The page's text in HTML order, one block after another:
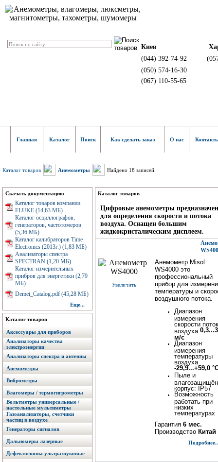
Киев
(044) 392-74-92
(050) 574-16-30
(067) 110-55-65
Главная Каталог Поиск Как сделать заказ О нас
Каталог товаров Анемометры Найдено 18 записей.
Скачать документацию
Каталог товаров компании
FLUKE (14,63 МБ)
Каталог осциллографов,
генераторов, частотомеров
(5,36 МБ)
Каталог калибраторов Time
Electronics (2013г.) (1,83 МБ)
Анализаторы спектра
SPECTRAN (1,20 МБ)
Каталог измерительных
прибров для энергетики (2,79
МБ)
Demei_Catalog.pdf (45,28 МБ)
Еще...
Каталог товаров
Аксессуары для приборов
Анализаторы качества
электроэнергии
Анализаторы спектра и антенны
Анемометры
Виброметры
Влагомеры / термогигрометры
Вольтметры универсальные /
настольные мультиметры
Газоанализаторы, счетчики
частиц в воздухе
Генераторы сигналов
Дальномеры лазерные
Дефектоскопы ультразвуковые
Каталог товаров
Цифровые анемометры
для определения скорости и потока
воздуха. Оснащен большим
жидкокристалическим дисплеем.
Увеличить
Анемометр Misol
WS4000 это
профессиональный
прибор для
температуры и
воздушного потока.
Диапазон
измерения
скорости
воздуха
м/с
Диапазон
измерения
температуры
воздуха
-29,9...+59,0
Пыле и
корпус: IP57
Возможность
работать при
низких
температурах
Гарантия 6 мес.
Производство Китай